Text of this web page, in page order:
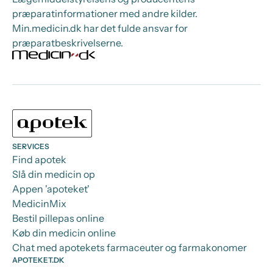
præparatinformationer med andre kilder.
Min.medicin.dk har det fulde ansvar for
præparatbeskrivelserne.
SERVICES
Find apotek
Slå din medicin op
Appen 'apoteket'
MedicinMix
Bestil pillepas online
Køb din medicin online
Chat med apotekets farmaceuter og farmakonomer
APOTEKET.DK